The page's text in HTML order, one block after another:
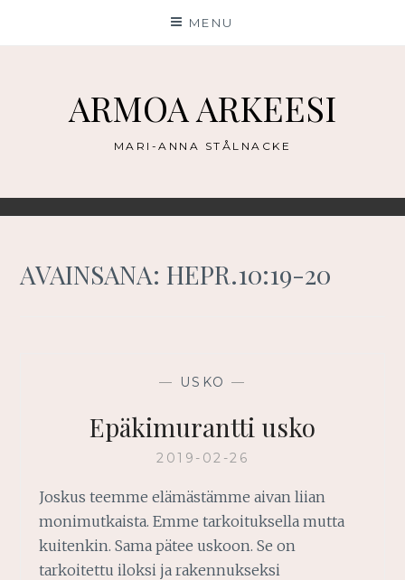
MENU
ARMOA ARKEESI
MARI-ANNA STÅLNACKE
AVAINSANA:HEPR.10:19-20
— USKO —
Epäkimurantti usko
2019-02-26
Joskus teemme elämästämme aivan liian
monimutkaista. Emme tarkoituksella mutta
kuitenkin. Sama pätee uskoon. Se on
tarkoitettu iloksi ja rakennukseksi